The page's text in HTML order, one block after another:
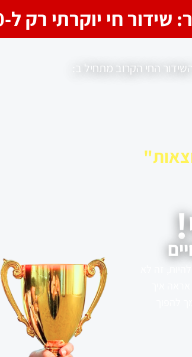
חי יוקרתי רק ל-100 נרשמים
השידור החי הקרוב מתחיל ב:
זה לא